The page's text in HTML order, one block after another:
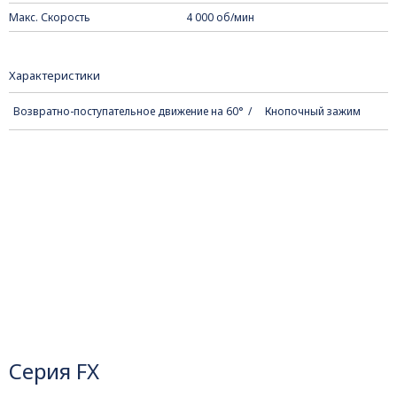
Макс. Скорость 4 000 об/мин
Характеристики
Возвратно-поступательное движение на 60° Кнопочный зажим
Серия FX